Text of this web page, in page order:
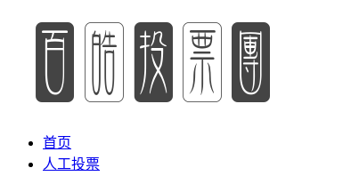
首页
人工投票